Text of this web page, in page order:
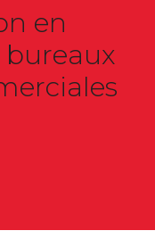
en
bureaux